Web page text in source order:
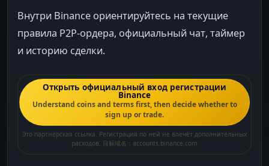
Внутри Binance ориентируйтесь на текущие
правила P2P-ордера, официальный чат, таймер
и историю сделки.
Открыть официальный вход регистрации
Binance
Understand coins and terms first, then decide whether to
sign up or trade.
Это партнёрская ссылка. Регистрация по ней не влечёт дополнительных
расходов. 目标域名：accounts.binance.com